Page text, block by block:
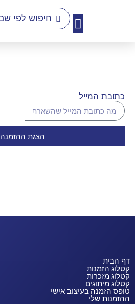
כתובת המייל
הצגת ההזמנה
דף הבית
קטלוג הזמנות
קטלוג מזכרות
קטלוג מיתוגים
טופס הזמנה בעיצוב אישי
ההזמנות שלי